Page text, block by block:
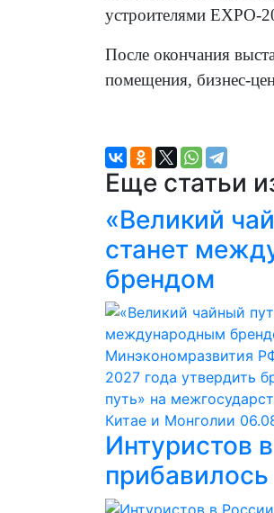
устроителями EXPO-
После окончания
помещения, бизнес-
Еще статьи
«Великий
станет
брендом
Минэкономразвития
2027 года утвердить
путь» на
Китае и Монголии
Интуристов
прибавилось